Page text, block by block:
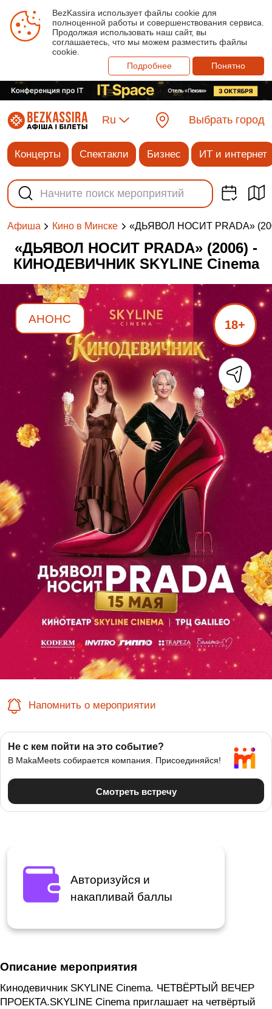
BezKassira использует файлы cookie для
полноценной работы и совершенствования сервиса.
Продолжая использовать наш сайт, вы
соглашаетесь, что мы можем разместить файлы
cookie.
Подробнее
Понятно
Ru Выбрать город
Концерты Спектакли Бизнес ИТ и интернет
Афиша Кино в Минске «ДЬЯВОЛ НОСИТ PRADA»
«ДЬЯВОЛ НОСИТ PRADA» (2006) -
КИНОДЕВИЧНИК SKYLINE Cinema
АНОНС 18+
Напомнить о мероприятии
Авторизуйся и
накапливай баллы
Описание мероприятия
Кинодевичник SKYLINE Cinema. ЧЕТВЁРТЫЙ ВЕЧЕР
ПРОЕКТА.SKYLINE Cinema приглашает на четвёртый